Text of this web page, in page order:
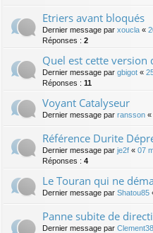
Etriers avant bloqués
Dernier message par xoucla «
Réponses : 2
Quel est cette version
Dernier message par gbigot «
Réponses : 11
Voyant Catalyseur
Dernier message par ransson «
Référence Durite
Dernier message par je2f « 07
Réponses : 4
Le Touran qui ne
Dernier message par Shatou85
Panne subite de
Dernier message par Clement38